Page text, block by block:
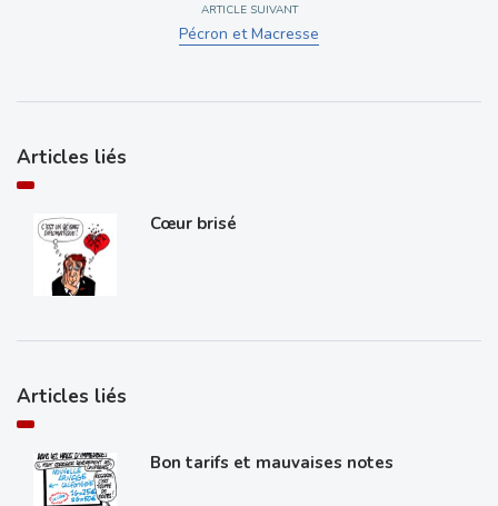
ARTICLE SUIVANT
Pécron et Macresse
Articles liés
Cœur brisé
Articles liés
Bon tarifs et mauvaises notes